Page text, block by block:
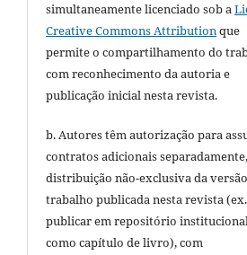
simultaneamente licenciado sob a
Creative Commons Attributionque
permite o compartilhamento do
com reconhecimento da autoria e
publicação inicial nesta revista.
b. Autores têm autorização para
contratos adicionais
distribuição não-exclusiva da
trabalho publicada nesta revista
publicar em repositório
como capítulo de livro), com